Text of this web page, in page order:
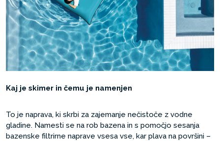
Kaj je skimer in čemu je namenjen
To je naprava, ki skrbi za zajemanje nečistoče z vodne
gladine. Namesti se na rob bazena in s pomočjo sesanja
bazenske filtrirne naprave vsesa vse, kar plava na površini –